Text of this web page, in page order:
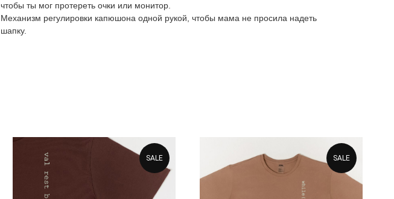
чтобы ты мог протереть очки или монитор.
Механизм регулировки капюшона одной рукой, чтобы мама не просила надеть
шапку.
SALE SALE